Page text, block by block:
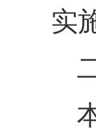
实